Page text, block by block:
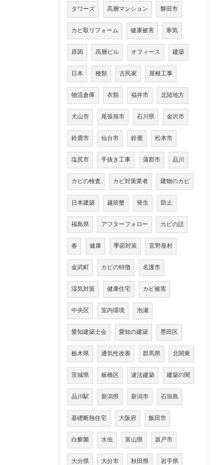
タワーズ 高層マンション 磐田市
カビ取リフォーム 健康被害 寒気
原因 高層ビル オフィース 建築
日本 種類 古民家 屋根工事
物流倉庫 衣類 福井市 北陸地方
犬山市 尾張旭市 石川県 金沢市
鈴鹿市 仙台市 鈴鹿 松本市
塩尻市 手抜き工事 蒲郡市 品川
カビの検査 カビ対策業者 建物のカビ
日本建築 越前蟹 発生 防止
福島県 アフターフォロー カビの話
春 健康 季節対策 宜野座村
金武町 カビの特徴 名護市
湿気対策 健康住宅 カビ被害
中央区 室内環境 泡瀬
愛知建築士会 愛知の建築 墨田区
栃木県 通気性改善 群馬県 北関東
茨城県 板橋区 違法建築 建築の闇
品川駅 新潟県 新潟市 石垣島
基礎断熱住宅 大阪府 飯田市
白癬菌 水虫 富山県 坂戸市
大分県 大分市 秋田県 岩手県